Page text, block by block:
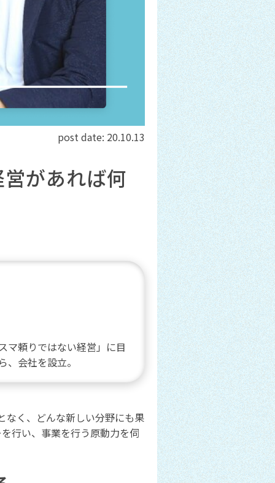
post date: 20.10.13
があれば何
マ頼りではない経営」に目
会社を設立。
なく、どんな新しい分野にも果
行い、事業を行う原動力を伺